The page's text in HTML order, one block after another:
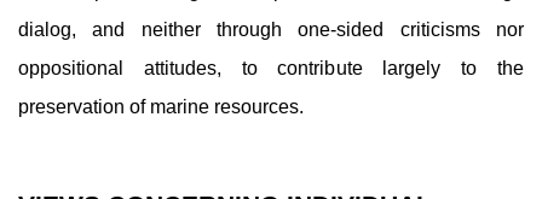
dialog, and neither through one-sided criticisms nor
oppositional attitudes, to contribute largely to the
preservation of marine resources.